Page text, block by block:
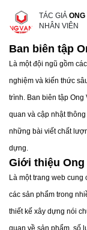
Từ đó cho ra
vững chắc, bề
tốt.
2.2 Gạch ốp
Để đáp ứng
tiêu dùng, Kim
sản phẩm khác
Gạch lát nền
Dòng
khác nhau, từ
Gạch ốp tường
Không kém
TÁC GIẢ ONG
NHÂN VIÊN
Ban biên tập
Là một đội ngũ gồm
nghiệm và kiến thức
trình. Ban biên tập
quan và cập nhật
những bài viết chất
dựng.
Giới thiệu
Là một trang web
các sản phẩm trong
thiết kế xây dựng nói
quan về sản phẩm, số